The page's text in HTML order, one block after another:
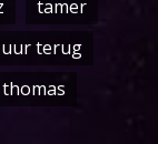
tamer
uur terug